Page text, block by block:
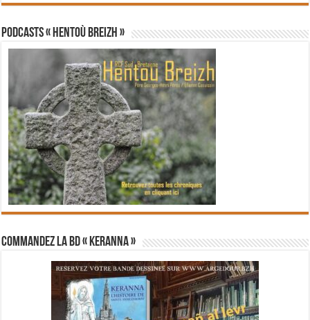
PODCASTS « Hentoù Breizh »
Commandez la BD « Keranna »